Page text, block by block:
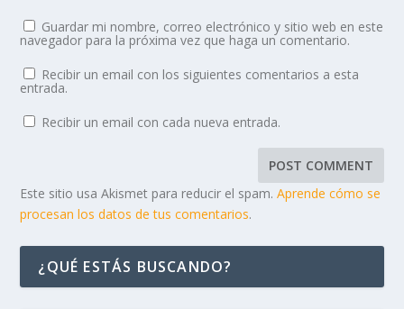
Guardar mi nombre, correo electrónico y sitio web en este
navegador para la próxima vez que haga un comentario.
Recibir un email con los siguientes comentarios a esta
entrada.
Recibir un email con cada nueva entrada.
Este sitio usa Akismet para reducir el spam.Aprende cómo se
procesan los datos de tus comentarios.
¿QUÉ ESTÁS BUSCANDO?